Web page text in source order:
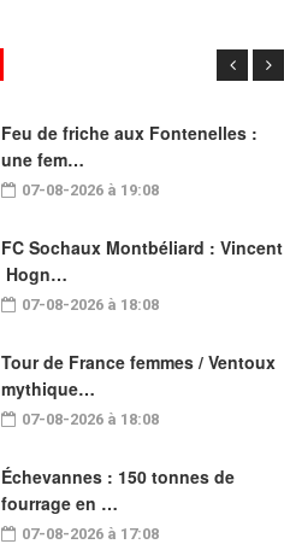
Feu de friche aux Fontenelles :
une fem…
07-08-2026 à 19:08
FC Sochaux Montbéliard : Vincent
Hogn…
07-08-2026 à 18:08
Tour de France femmes / Ventoux
mythique…
07-08-2026 à 18:08
Échevannes : 150 tonnes de
fourrage en …
07-08-2026 à 17:08